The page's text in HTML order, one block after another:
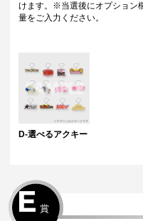
けます。※当選後にオプション
量をご入力ください。
D-選べるアクキー
E 賞